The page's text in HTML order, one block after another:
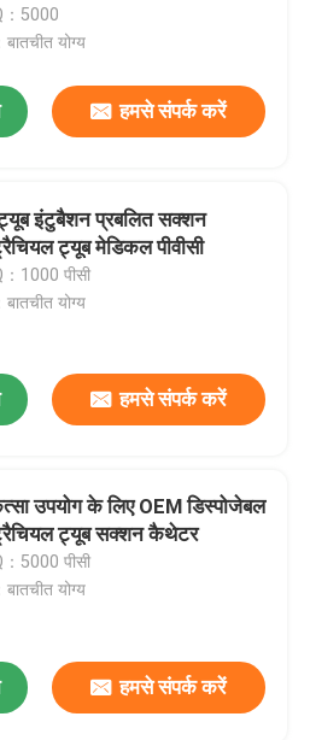
：5000
योग्य
हमसे संपर्क करें
इंटुबैशन प्रबलित सक्शन
ट्यूब मेडिकल पीवीसी
1000 पीसी
योग्य
हमसे संपर्क करें
उपयोग के लिए OEM डिस्पोजेबल
ट्यूब सक्शन कैथेटर
：5000 पीसी
योग्य
हमसे संपर्क करें